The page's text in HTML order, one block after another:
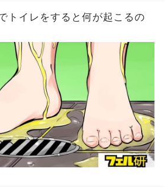
トイレをすると何が起こるの